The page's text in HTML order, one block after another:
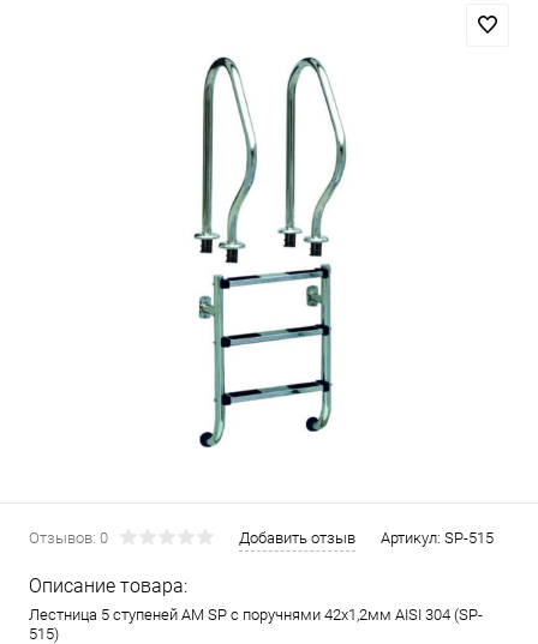
Отзывов: 0 Добавить отзыв Артикул: SP-515
Описание товара:
Лестница 5 ступеней AM SP с поручнями 42х1,2мм AISI 304 (SP-
515)